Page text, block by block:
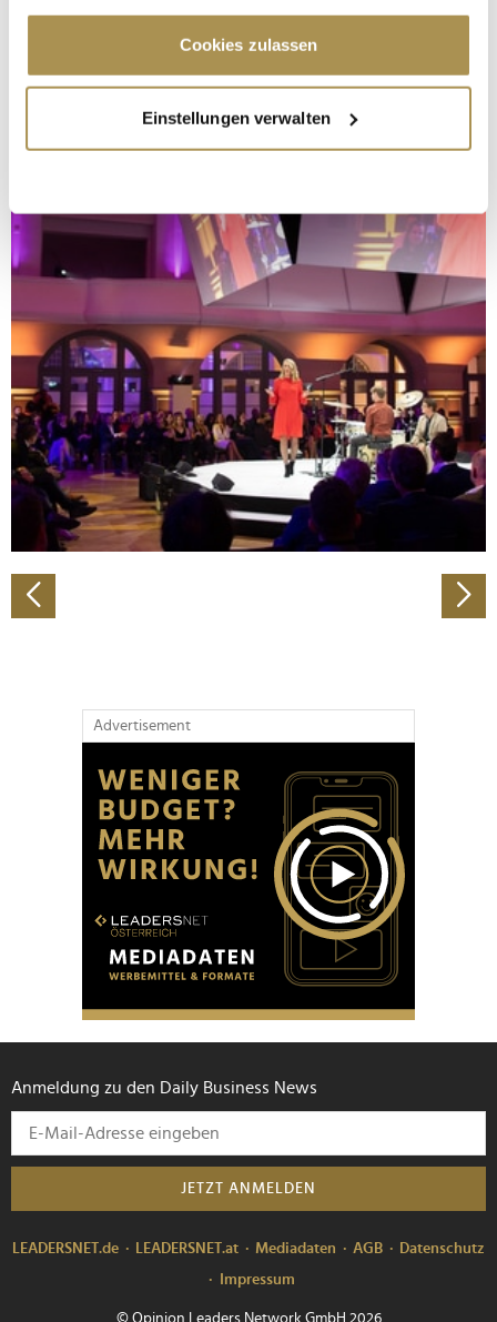
Cookie-Erklärung oder durch Klicken auf das Privacy
Trigger Symbol ändern oder widerrufen
Informationen über Ihre geografische Lage
erfassen, welche bis auf einige Meter genau sein
bestimmten Merkmalen (Fingerprinting) identifizieren
Erfahren Sie mehr darüber, wie Ihre persönlichen Daten
verarbeitet werden, und legen Sie Ihre Präferenzen im
Abschnitt Einzelheitenfest.
Wir verwenden Cookies, um Inhalte und Anzeigen zu
personalisieren, Funktionen für soziale Medien anbieten
zu können und die Zugriffe auf unsere Website zu
analysieren. Außerdem geben wir Informationen zu Ihrer
Verwendung unserer Website an unsere Partner für
soziale Medien, Werbung und Analysen weiter. Unsere
Partner führen diese Informationen möglicherweise mit
haben oder die sie im Rahmen Ihrer Nutzung der Dienste
gesammelt haben.
Cookies zulassen
Einstellungen verwalten
Advertisement
Anmeldung zu den Daily Business News
JETZT ANMELDEN
LEADERSNET.de LEADERSNET.at Mediadaten AGB
Datenschutz
Impressum